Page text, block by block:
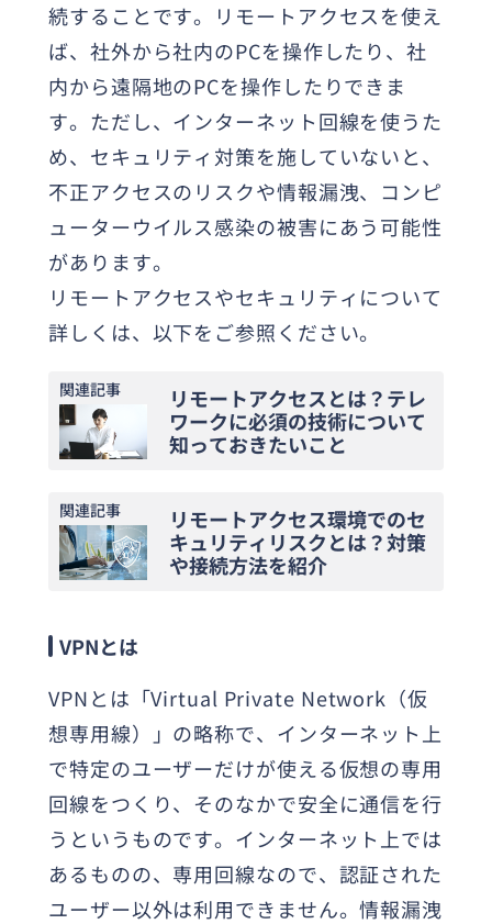
続することです。リモートアクセスを使え
ば、社外から社内のPCを操作したり、社
内から遠隔地のPCを操作したりできま
す。ただし、インターネット回線を使うた
め、セキュリティ対策を施していないと、
不正アクセスのリスクや情報漏洩、コンピ
ューターウイルス感染の被害にあう可能性
があります。
リモートアクセスやセキュリティについて
詳しくは、以下をご参照ください。
関連記事
リモートアクセスとは？テレ
ワークに必須の技術について
知っておきたいこと
関連記事
リモートアクセス環境でのセ
キュリティリスクとは？対策
や接続方法を紹介
VPNとは
VPNとは「Virtual Private Network（仮
想専用線）」の略称で、インターネット上
で特定のユーザーだけが使える仮想の専用
回線をつくり、そのなかで安全に通信を行
うというものです。インターネット上では
あるものの、専用回線なので、認証された
ユーザー以外は利用できません。情報漏洩